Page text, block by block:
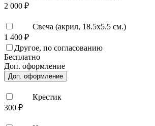
2 000 ₽
Свеча (акрил, 18.5х5.5 см.)
1 400 ₽
Другое, по согласованию
Бесплатно
Доп. оформление
Доп. оформление
Крестик
300 ₽